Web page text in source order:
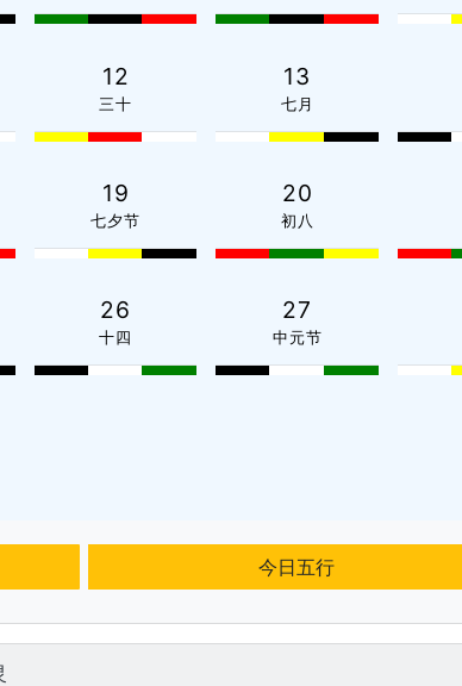
12
三十
13
七月
19
七夕节
20
初八
26
十四
27
中元节
今日五行